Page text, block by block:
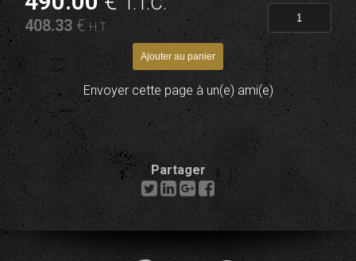
408.33 €H.T.
Envoyer cette page à un(e) ami(e)
Partager